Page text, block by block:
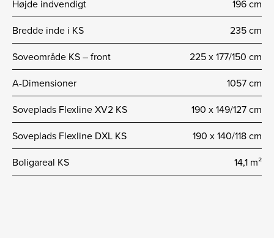
Højde indvendigt
196 cm
Bredde inde i KS
235 cm
Soveområde KS – front
225 x 177/150 cm
A-Dimensioner
1057 cm
Soveplads Flexline XV2 KS
190 x 149/127 cm
Soveplads Flexline DXL KS
190 x 140/118 cm
Boligareal KS
14,1 m²